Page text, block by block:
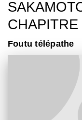
CHAPITRE
Foutu télépathe